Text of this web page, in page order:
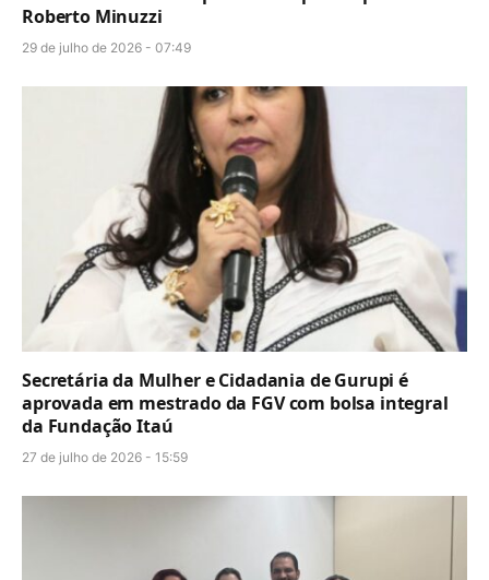
Roberto Minuzzi
29 de julho de 2026 - 07:49
Secretária da Mulher e Cidadania de Gurupi é
aprovada em mestrado da FGV com bolsa integral
da Fundação Itaú
27 de julho de 2026 - 15:59